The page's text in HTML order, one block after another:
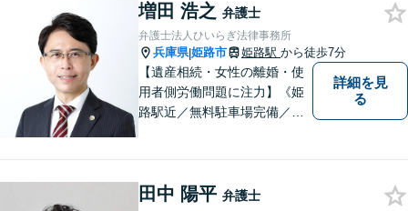
す。 【交通事故】後遺障害の
認定を獲得した事案を多数経
験。
増田 浩之 弁護士
弁護士法人ひいらぎ法律事務所
兵庫県|姫路市 姫路駅 から徒歩7分
【遺産相続・女性の離婚・使
用者側労働問題に注力】《姫
路駅近／無料駐車場完備／最
詳細を見
る
田中 陽平 弁護士